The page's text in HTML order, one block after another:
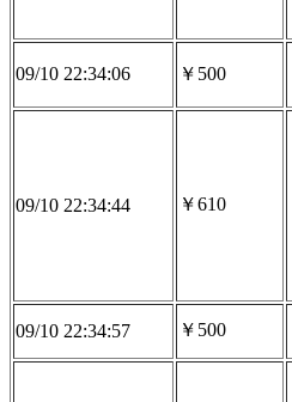
09/10 22:34:06 ￥500
09/10 22:34:44 ￥610
09/10 22:34:57 ￥500